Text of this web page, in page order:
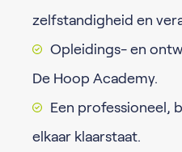
zelfstandigheid en
Opleidings- en
De Hoop Academy.
Een professioneel,
elkaar klaarstaat.